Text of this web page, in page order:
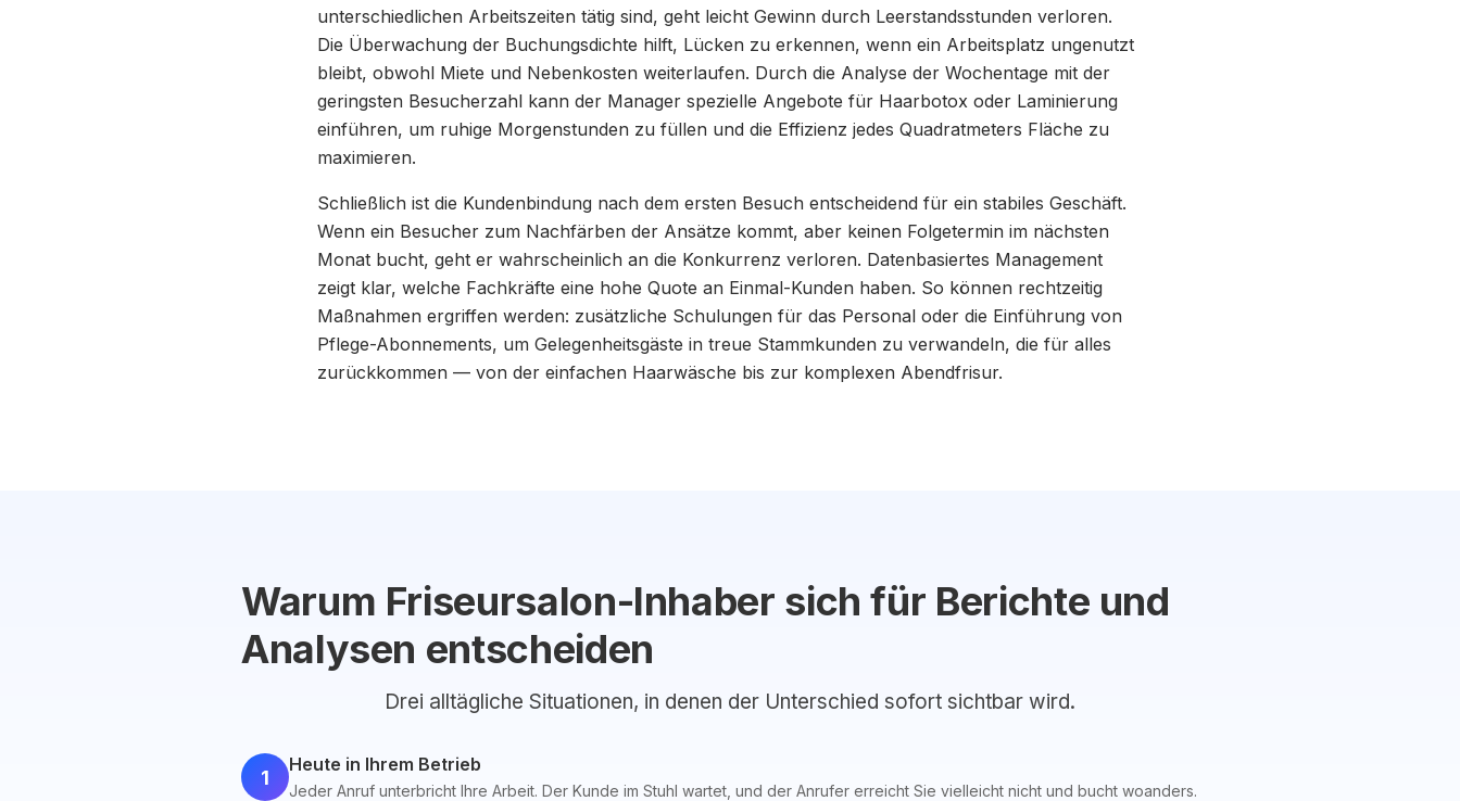
unterschiedlichen Arbeitszeiten tätig sind, geht leicht Gewinn durch Leerstandsstunden verloren.
Die Überwachung der Buchungsdichte hilft, Lücken zu erkennen, wenn ein Arbeitsplatz ungenutzt
bleibt, obwohl Miete und Nebenkosten weiterlaufen. Durch die Analyse der Wochentage mit der
geringsten Besucherzahl kann der Manager spezielle Angebote für Haarbotox oder Laminierung
einführen, um ruhige Morgenstunden zu füllen und die Effizienz jedes Quadratmeters Fläche zu
maximieren.
Schließlich ist die Kundenbindung nach dem ersten Besuch entscheidend für ein stabiles Geschäft.
Wenn ein Besucher zum Nachfärben der Ansätze kommt, aber keinen Folgetermin im nächsten
Monat bucht, geht er wahrscheinlich an die Konkurrenz verloren. Datenbasiertes Management
zeigt klar, welche Fachkräfte eine hohe Quote an Einmal-Kunden haben. So können rechtzeitig
Maßnahmen ergriffen werden: zusätzliche Schulungen für das Personal oder die Einführung von
Pflege-Abonnements, um Gelegenheitsgäste in treue Stammkunden zu verwandeln, die für alles
zurückkommen — von der einfachen Haarwäsche bis zur komplexen Abendfrisur.
Warum Friseursalon-Inhaber sich für Berichte und
Analysen entscheiden
Drei alltägliche Situationen, in denen der Unterschied sofort sichtbar wird.
1
Heute in Ihrem Betrieb
Jeder Anruf unterbricht Ihre Arbeit. Der Kunde im Stuhl wartet, und der Anrufer erreicht Sie vielleicht nicht und bucht woanders.